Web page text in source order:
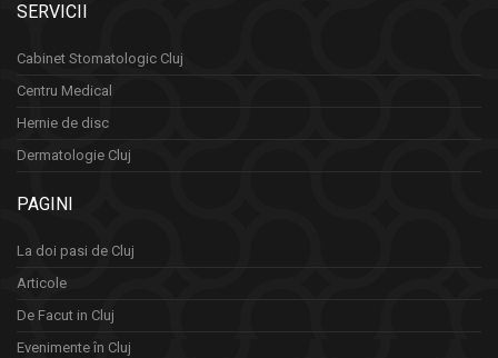
SERVICII
Cabinet Stomatologic Cluj
Centru Medical
Hernie de disc
Dermatologie Cluj
PAGINI
La doi pasi de Cluj
Articole
De Facut in Cluj
Evenimente în Cluj